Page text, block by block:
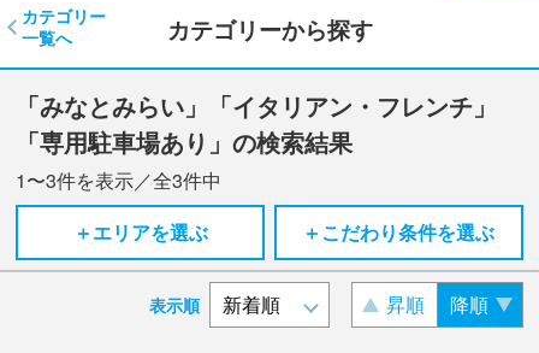
カテゴリーから探す
カテゴリー
一覧へ
「みなとみらい」「イタリアン・フレンチ」
「専用駐車場あり」の検索結果
1〜3件を表示／全3件中
＋エリアを選ぶ
＋こだわり条件を選ぶ
表示順 昇順 降順